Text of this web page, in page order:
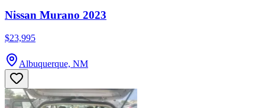
Nissan Murano 2023
$23,995
Albuquerque, NM